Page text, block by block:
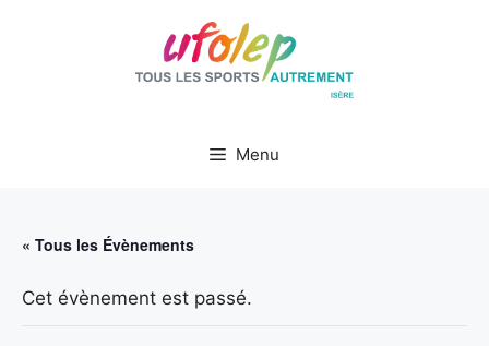
Menu
« Tous les Évènements
Cet évènement est passé.